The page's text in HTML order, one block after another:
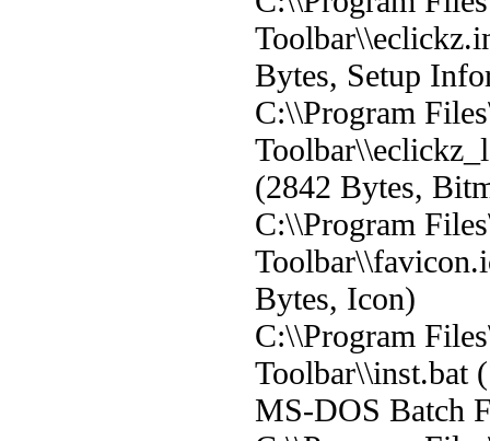
Bytes, Setup
C:\\Program
(2842 Bytes,
C:\\Program
Bytes, Icon)
C:\\Program
Toolbar\\inst.bat
MS-DOS Batch